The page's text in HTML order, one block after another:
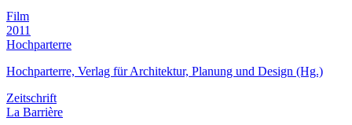
Film
2011
Hochparterre
Hochparterre, Verlag für Architektur, Planung und Design (Hg.)
Zeitschrift
La Barrière